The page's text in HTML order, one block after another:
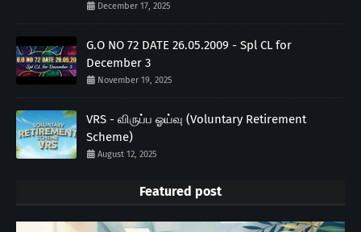
December 17, 2025
G.O NO 72 DATE 26.05.2009 - Spl CL for
December 3
November 19, 2025
VRS - விருப்ப ஓய்வு (Voluntary Retirement
Scheme)
August 12, 2025
Featured post